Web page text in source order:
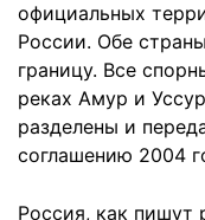
официальных
России. Обе
границу. Все
реках Амур и
разделены и
соглашению 2004
Россия, как пишут